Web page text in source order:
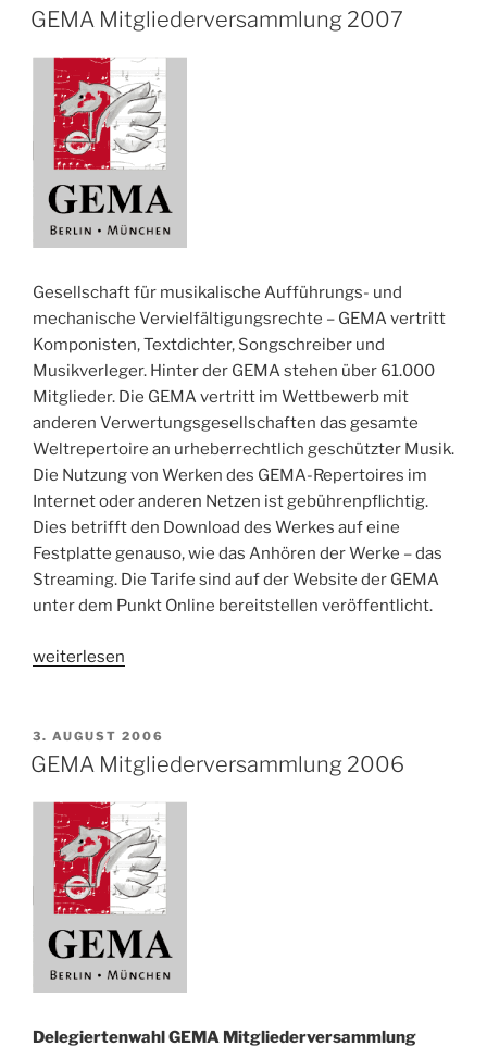
AM
GEMA Mitgliederversammlung 2007
Gesellschaft für musikalische Aufführungs- und
mechanische Vervielfältigungsrechte – GEMA vertritt
Komponisten, Textdichter, Songschreiber und
Musikverleger. Hinter der GEMA stehen über 61.000
Mitglieder. Die GEMA vertritt im Wettbewerb mit
anderen Verwertungsgesellschaften das gesamte
Weltrepertoire an urheberrechtlich geschützter Musik.
Die Nutzung von Werken des GEMA-Repertoires im
Internet oder anderen Netzen ist gebührenpflichtig.
Dies betrifft den Download des Werkes auf eine
Festplatte genauso, wie das Anhören der Werke – das
Streaming. Die Tarife sind auf der Website der GEMA
unter dem Punkt Online bereitstellen veröffentlicht.
„GEMA
weiterlesen
VERÖFFENTLICHT
AM
3. AUGUST 2006
GEMA Mitgliederversammlung 2006
Delegiertenwahl GEMA Mitgliederversammlung